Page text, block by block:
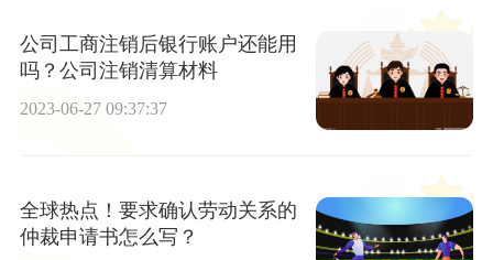
公司工商注销后银行账户还能用
吗？公司注销清算材料
2023-06-27 09:37:37
全球热点！要求确认劳动关系的
仲裁申请书怎么写？